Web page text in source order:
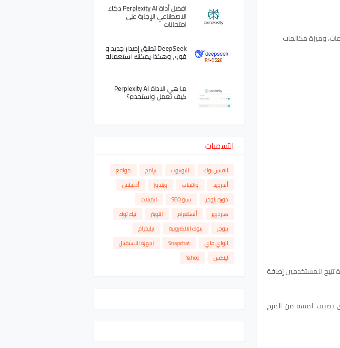
وميزة مكالمات
تتيح للمستخدمين إضافة
تضيف لمسة من المرح
افضل أداة Perplexity AI ذكاء
الاصطناعي الإجابة على
امتحانات
DeepSeek تطلق إصدار جديد و
قوي وهكذا يمكنك استعماله
ما هي الاداة Perplexity AI
كيف تعمل واستخدم؟
التسميات
الفيس بوك اليوتيوب برامج
مواقع
أندرويد
واتساب ويندوز
أدسنس
دورة بلوجر
سيو SEO
ايميلات
هاردوير
أنستغرام التويتر
تيك توك
بلوجر
بنوك الالكترونية
تيليجرام
الواي فاي
Snapchat
اجهزة الاستقبال
لينكس
Yahoo